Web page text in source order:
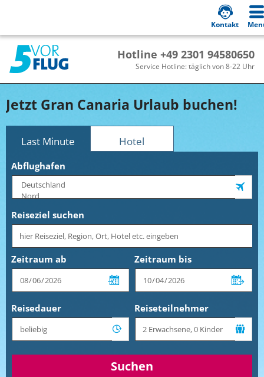
Hotline +49 2301 94580650
Service Hotline: täglich von 8-22 Uhr
Kontakt
Jetzt Gran Canaria Urlaub buchen!
Last Minute Hotel
Abflughafen
Reiseziel suchen
Zeitraum ab Zeitraum bis
Reisedauer Reiseteilnehmer
Suchen